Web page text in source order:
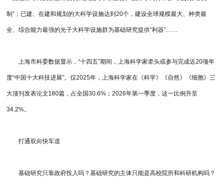
制”；已建、在建和规划的大科学设施达到20个，建设全球规模最大、种类最
全、综合能力最强的光子大科学设施群为基础研究提供“利器”……
上海市科委数据显示，“十四五”期间，上海科学家牵头或参与完成近20项年
度“中国十大科技进展”。仅2025年，上海科学家在《科学》《自然》《细胞》三
大顶刊发表论文180篇，占全国30.6%；2026年第一季度，这一比例升至
34.2%。
打通双向快车道
基础研究只靠政府投入吗？基础研究的主体只能是高校院所和科研机构吗？